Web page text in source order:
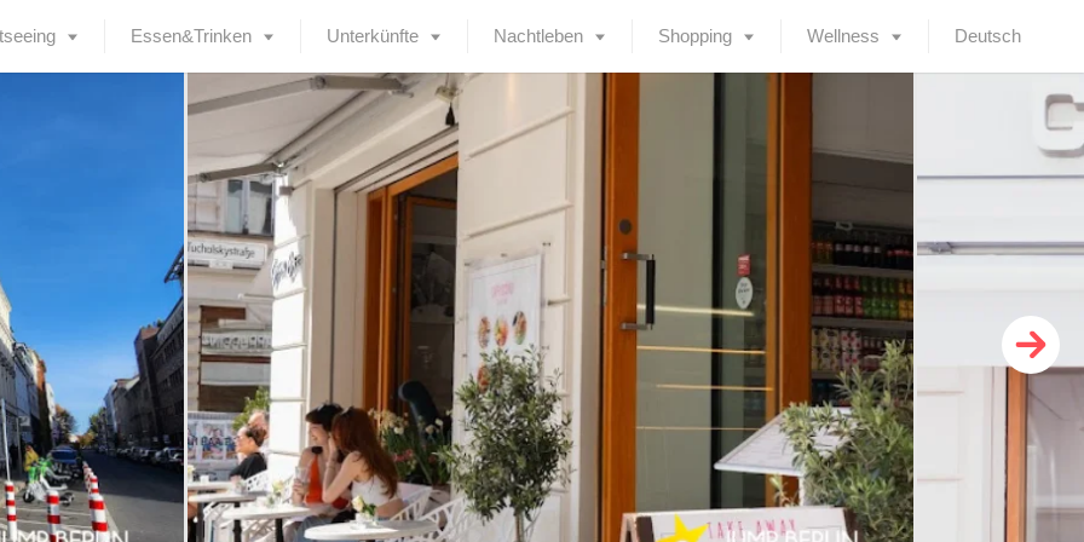
Essen&Trinken Unterkünfte Nachtleben Shopping Wellness Deutsch